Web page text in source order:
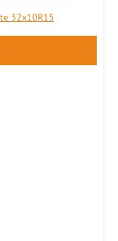
32x10R15